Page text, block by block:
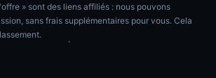
» sont des liens affiliés : nous pouvons
sans frais supplémentaires pour vous. Cela